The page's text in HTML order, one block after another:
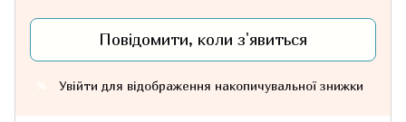
Повідомити, коли з'явиться
Увійти для відображення накопичувальної знижки